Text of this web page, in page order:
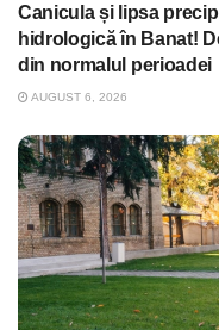
Canicula și lipsa
hidrologică în Banat!
din normalul perioadei
AUGUST 6, 2026